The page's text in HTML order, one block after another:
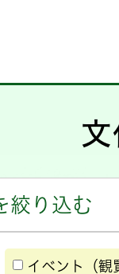
絞り込む
イベント（観